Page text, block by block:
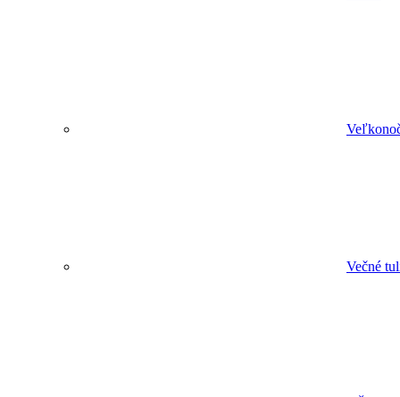
Večné